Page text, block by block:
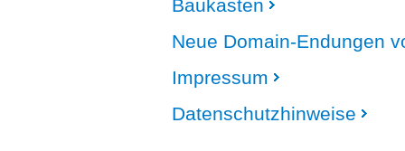
Baukasten
Neue Domain-Endungen
Impressum
Datenschutzhinweise